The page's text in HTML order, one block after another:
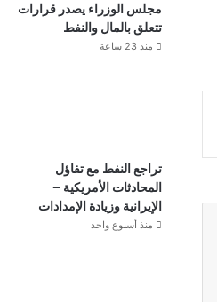
مجلس الوزراء يصدر قرارات
تتعلق بالمال والنفط
منذ 23 ساعة
تراجع النفط مع تفاؤل
المحادثات الأمريكية –
الإيرانية وزيادة الإمدادات
منذ أسبوع واحد